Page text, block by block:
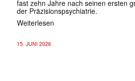
fast zehn Jahre nach seinen ersten
der Präzisionspsychiatrie.
Weiterlesen
15. JUNI 2026